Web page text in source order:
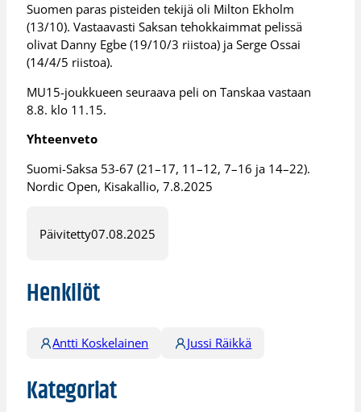
Suomen paras pisteiden tekijä oli Milton Ekholm
(13/10). Vastaavasti Saksan tehokkaimmat pelissä
olivat Danny Egbe (19/10/3 riistoa) ja Serge Ossai
(14/4/5 riistoa).
MU15-joukkueen seuraava peli on Tanskaa vastaan
8.8. klo 11.15.
Yhteenveto
Suomi-Saksa 53-67 (21–17, 11–12, 7–16 ja 14–22).
Nordic Open, Kisakallio, 7.8.2025
Päivitetty07.08.2025
Henkilöt
Antti Koskelainen Jussi Räikkä
Kategoriat